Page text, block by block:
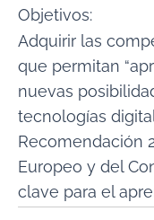
Objetivos:
Adquirir las
que permitan
nuevas
tecnologías
Recomendación
Europeo y del
clave para el